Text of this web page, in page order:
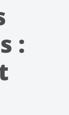
: